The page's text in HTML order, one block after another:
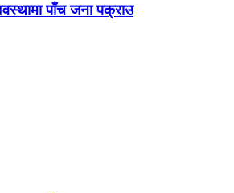
पाँच जना पक्राउ